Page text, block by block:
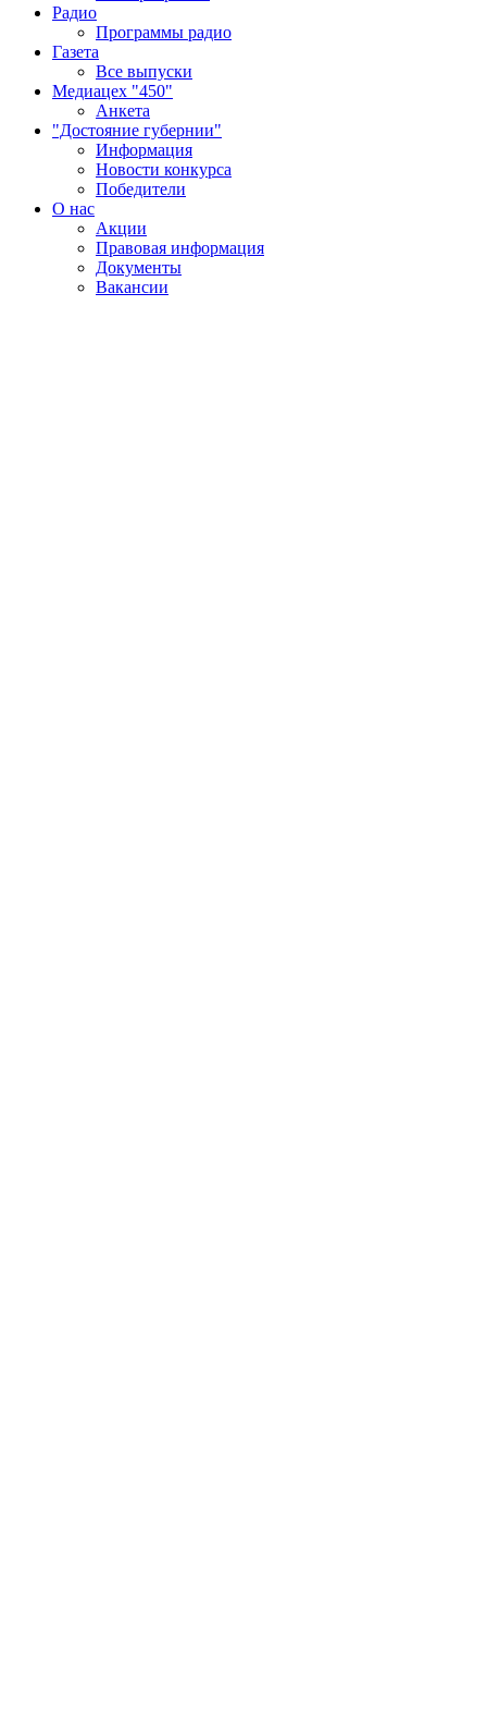
Радио
Программы радио
Газета
Все выпуски
Медиацех "450"
Анкета
"Достояние губернии"
Информация
Новости конкурса
Победители
О нас
Акции
Правовая информация
Документы
Вакансии